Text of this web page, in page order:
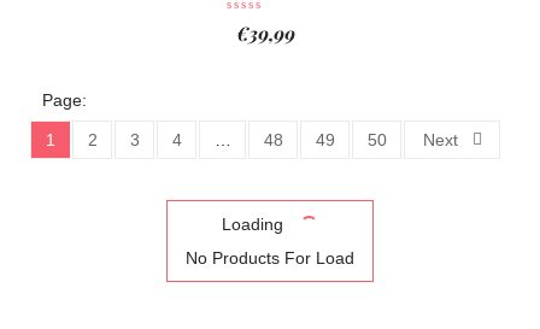
€39,99
Page:
1 2 3 4 48 49 50 Next
Loading
No Products For Load